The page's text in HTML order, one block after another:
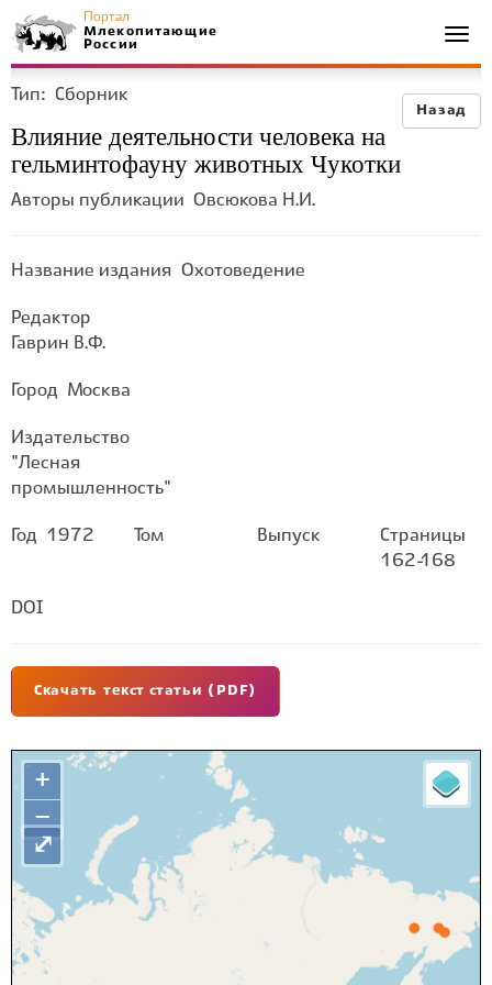
Портал
Млекопитающие
России
Назад
Тип: Сборник
Влияние деятельности человека на
гельминтофауну животных Чукотки
Авторы публикации Овсюкова Н.И.
Название издания Охотоведение
Редактор
Гаврин В.Ф.
Город Москва
Издательство
"Лесная
промышленность"
Год 1972 Том Выпуск
Страницы
162-168
DOI
Скачать текст статьи (PDF)
+
−
⤢